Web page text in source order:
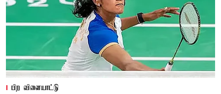
பிற விளையாட்டு